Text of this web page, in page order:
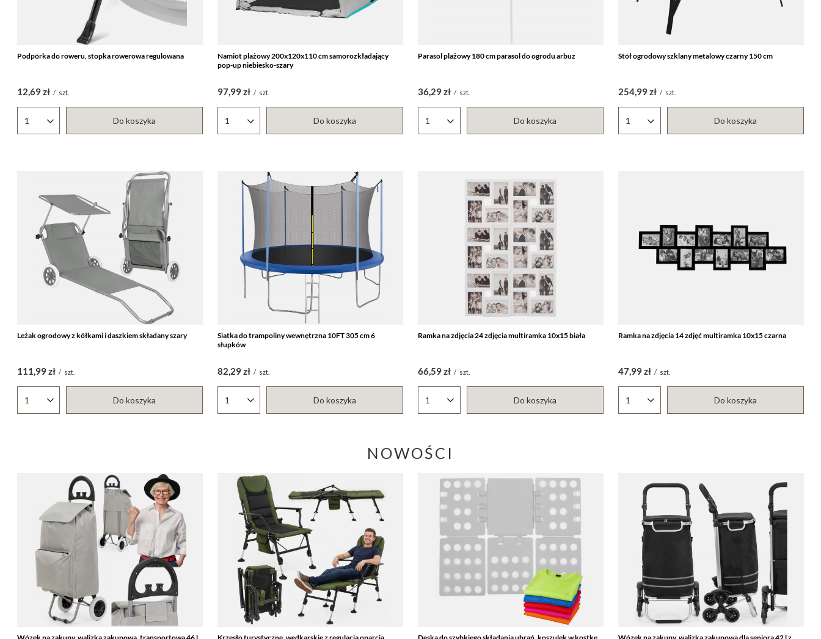
Podpórka do roweru, stopka rowerowa regulowana
12,69 zł / szt.
Ilość produktów Do koszyka
Namiot plażowy 200x120x110 cm samorozkładający
pop-up niebiesko-szary
97,99 zł / szt.
Ilość produktów Do koszyka
Parasol plażowy 180 cm parasol do ogrodu arbuz
36,29 zł / szt.
Ilość produktów Do koszyka
Stół ogrodowy szklany metalowy czarny 150 cm
254,99 zł / szt.
Ilość produktów Do koszyka
Leżak ogrodowy z kółkami i daszkiem składany szary
111,99 zł / szt.
Ilość produktów Do koszyka
Siatka do trampoliny wewnętrzna 10FT 305 cm 6
słupków
82,29 zł / szt.
Ilość produktów Do koszyka
Ramka na zdjęcia 24 zdjęcia multiramka 10x15 biała
66,59 zł / szt.
Ilość produktów Do koszyka
Ramka na zdjęcia 14 zdjęć multiramka 10x15 czarna
47,99 zł / szt.
Ilość produktów Do koszyka
NOWOŚCI